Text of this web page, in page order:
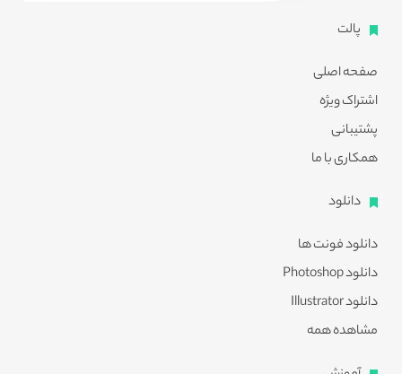
پالت
صفحه اصلی
اشتراک ویژه
پشتیبانی
همکاری با ما
دانلود
دانلود فونت ها
دانلود Photoshop
دانلود Illustrator
مشاهده همه